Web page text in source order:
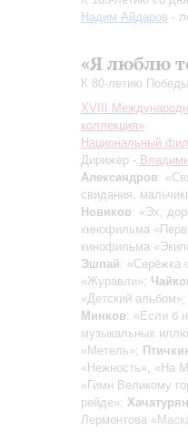
Надим Айдаров -
«Я люблю
К 80-летию Победы
XVIII
коллекция»
Национальный
Дирижер -
Александров:
свидания,
Новиков: «Эх,
кинофильма
кинофильма
Эшпай: «Серёжка
«Журавли»;
«Детский альбом»;
Минков: «Если б
музыкальных
«Метель»;
«Нежность», «На
«Гимн Великому
рейде»; Хачатурян
Лермонтова